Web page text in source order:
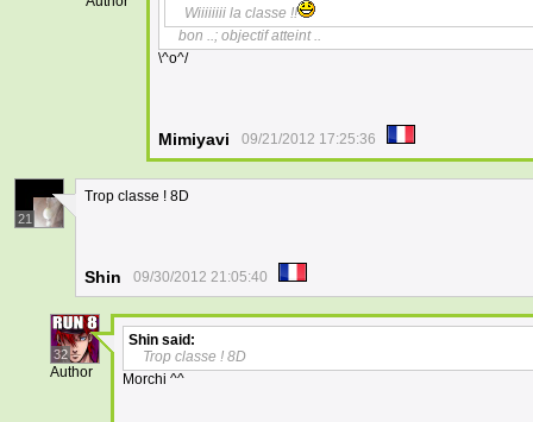
Wiiiiiiii la classe !!
bon ..; objectif atteint ..
\^o^/
Mimiyavi 09/21/2012 17:25:36
21
Trop classe ! 8D
Shin 09/30/2012 21:05:40
32
Author
Shin said:
Trop classe ! 8D
Morchi ^^